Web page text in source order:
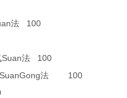
法 100
Suan法 100
法 100